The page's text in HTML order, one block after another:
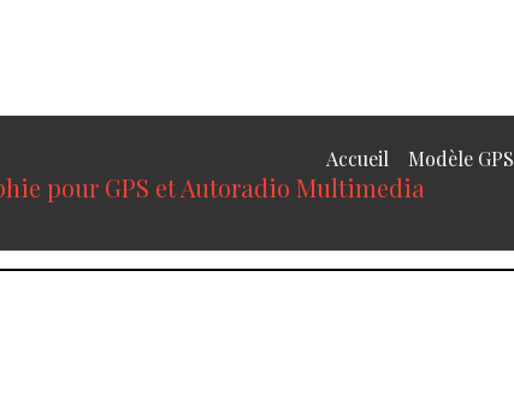
pour GPS et Autoradio Multimedia
Accueil Modèle GPS